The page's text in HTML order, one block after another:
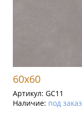
60x60
Артикул: GC11
Наличие: под заказ